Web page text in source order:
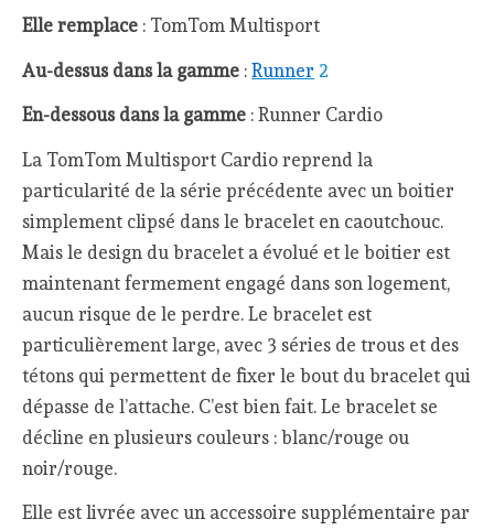
Elle remplace : TomTom Multisport
Au-dessus dans la gamme :Runner 2
En-dessous dans la gamme : Runner Cardio
La TomTom Multisport Cardio reprend la
particularité de la série précédente avec un boitier
simplement clipsé dans le bracelet en caoutchouc.
Mais le design du bracelet a évolué et le boitier est
maintenant fermement engagé dans son logement,
aucun risque de le perdre. Le bracelet est
particulièrement large, avec 3 séries de trous et des
tétons qui permettent de fixer le bout du bracelet qui
dépasse de l’attache. C’est bien fait. Le bracelet se
décline en plusieurs couleurs : blanc/rouge ou
noir/rouge.
Elle est livrée avec un accessoire supplémentaire par